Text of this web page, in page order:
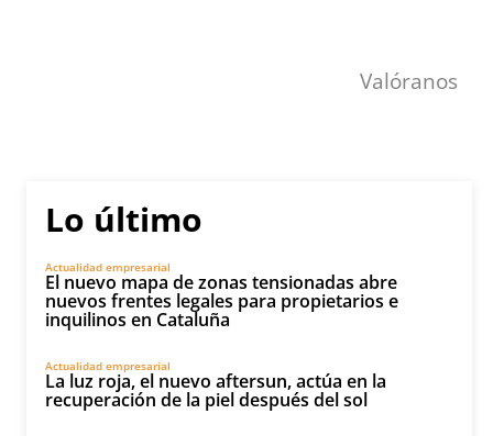
Valóranos
Lo último
Actualidad empresarial
El nuevo mapa de zonas tensionadas abre
nuevos frentes legales para propietarios e
inquilinos en Cataluña
Actualidad empresarial
La luz roja, el nuevo aftersun, actúa en la
recuperación de la piel después del sol